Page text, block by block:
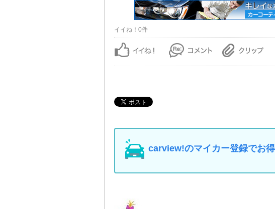
イイね！0件
carview!のマイカー登録でお